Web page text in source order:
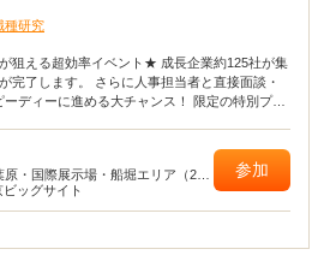
種研究
狙える超効率イベント★ 成長企業約125社が集
完了します。 さらに人事担当者と直接面談・
ディーに進める大チャンス！ 限定の特別プロ
原・国際展示場・船堀エリア（23
）】
ビッグサイト
参加